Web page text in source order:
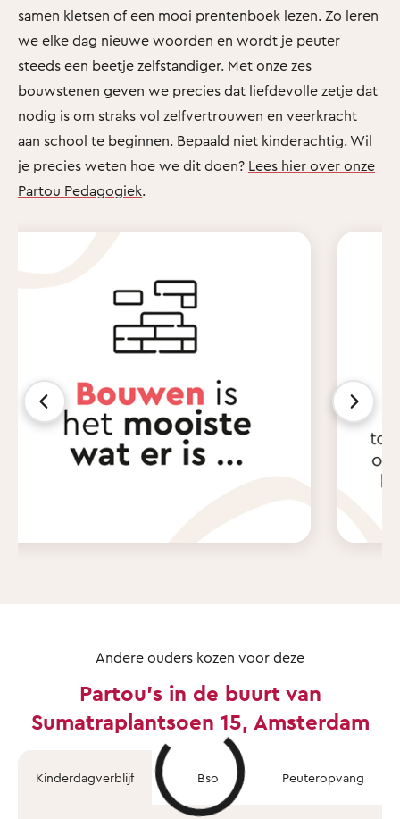
samen kletsen of een mooi prentenboek lezen. Zo leren
we elke dag nieuwe woorden en wordt je peuter
steeds een beetje zelfstandiger. Met onze zes
bouwstenen geven we precies dat liefdevolle zetje dat
nodig is om straks vol zelfvertrouwen en veerkracht
aan school te beginnen. Bepaald niet kinderachtig. Wil
je precies weten hoe we dit doen? Lees hier over onze
Partou Pedagogiek.
Andere ouders kozen voor deze
Partou's in de buurt van
Sumatraplantsoen 15, Amsterdam
Kinderdagverblijf Bso Peuteropvang